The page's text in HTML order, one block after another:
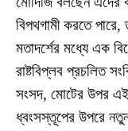
বিপথগামী করতে
মতাদর্শের মধ্যে এক
রাষ্টবিপ্লব প্রচলিত
সংসদ, মোটের উপর এই
ধ্বংসস্তূপের উপরে